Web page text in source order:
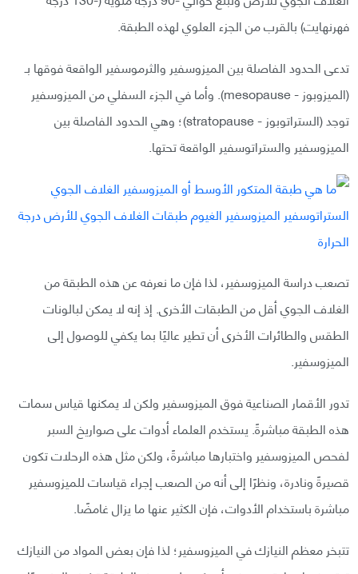
فهرنهايت) بالقرب من الجزء العلوي لهذه الطبقة.
تدعى الحدود الفاصلة بين الميزوسفير والثرموسفير الواقعة فوقها بـ
(الميزوبوز - mesopause). وأما في الجزء السفلي من الميزوسفير
توجد (الستراتوبوز - stratopause)؛ وهي الحدود الفاصلة بين
الميزوسفير والستراتوسفير الواقعة تحتها.
تصعب دراسة الميزوسفير، لذا فإن ما نعرفه عن هذه الطبقة من
الغلاف الجوي أقل من الطبقات الأخرى. إذ إنه لا يمكن لبالونات
الطقس والطائرات الأخرى أن تطير عاليًا بما يكفي للوصول إلى
الميزوسفير.
تدور الأقمار الصناعية فوق الميزوسفير ولكن لا يمكنها قياس سمات
هذه الطبقة مباشرةً. يستخدم العلماء أدوات على صواريخ السبر
لفحص الميزوسفير واختبارها مباشرةً، ولكن مثل هذه الرحلات تكون
قصيرةً ونادرة، ونظرًا إلى أنه من الصعب إجراء قياسات للميزوسفير
مباشرة باستخدام الأدوات، فإن الكثير عنها ما يزال غامضًا.
تتبخر معظم النيازك في الميزوسفير؛ لذا فإن بعض المواد من النيازك